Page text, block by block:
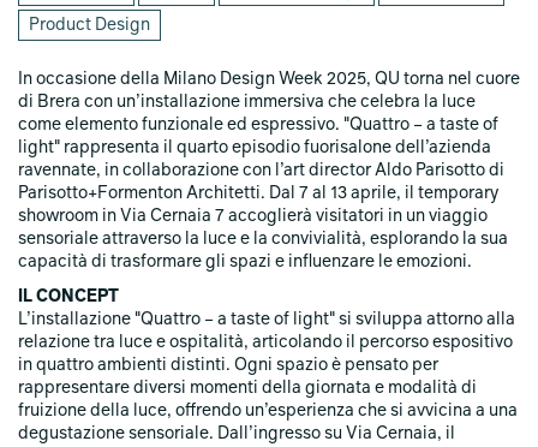
Product Design
In occasione della Milano Design Week 2025, QU torna nel cuore
di Brera con un’installazione immersiva che celebra la luce
come elemento funzionale ed espressivo. "Quattro – a taste of
light" rappresenta il quarto episodio fuorisalone dell’azienda
ravennate, in collaborazione con l’art director Aldo Parisotto di
Parisotto+Formenton Architetti. Dal 7 al 13 aprile, il temporary
showroom in Via Cernaia 7 accoglierà visitatori in un viaggio
sensoriale attraverso la luce e la convivialità, esplorando la sua
capacità di trasformare gli spazi e influenzare le emozioni.
IL CONCEPT
L’installazione "Quattro – a taste of light" si sviluppa attorno alla
relazione tra luce e ospitalità, articolando il percorso espositivo
in quattro ambienti distinti. Ogni spazio è pensato per
rappresentare diversi momenti della giornata e modalità di
fruizione della luce, offrendo un’esperienza che si avvicina a una
degustazione sensoriale. Dall’ingresso su Via Cernaia, il